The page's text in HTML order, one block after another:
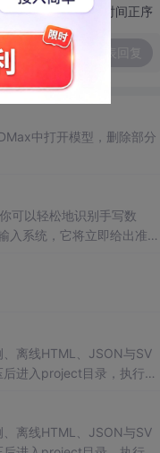
切换为时间正序
中打开模型，删除部分
可以轻松地识别手写数
入系统，它将立即给出准确
离线HTML、JSON与SV
进入project目录，执行np
离线HTML、JSON与SV